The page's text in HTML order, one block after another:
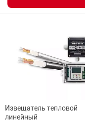
средства охраны
ключи
Извещатель тепловой
линейный